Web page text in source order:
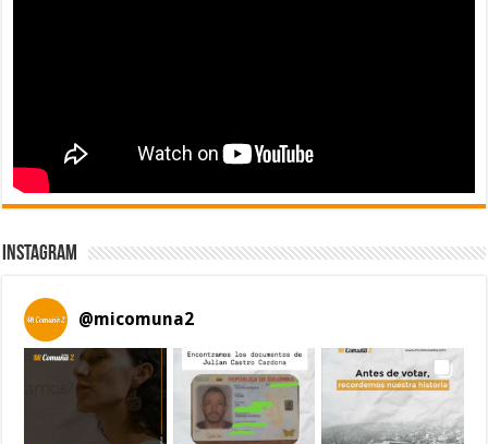
Instagram
@micomuna2